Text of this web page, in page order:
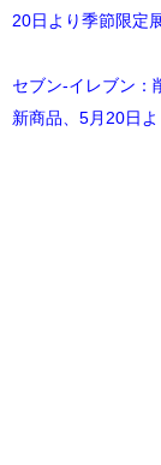
20日より季節限定
セブン‐イレブン
新商品、5月20日